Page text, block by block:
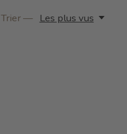
Trier — Les plus vus